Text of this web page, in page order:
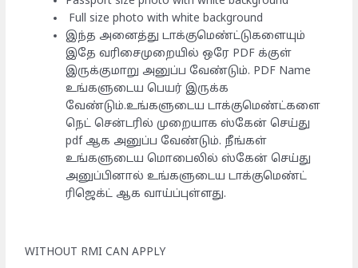
Full size photo with white background
இந்த அனைத்து டாக்குமெண்ட்டுகளையும்
இதே வரிசைமுறையில் ஒரே PDF க்குள்
இருக்குமாறு அனுப்ப வேண்டும். PDF Name
உங்களுடைய பெயர் இருக்க
வேண்டும்.உங்களுடைய டாக்குமெண்ட்களை
நெட் சென்டரில் முறையாக ஸ்கேன் செய்து
pdf ஆக அனுப்ப வேண்டும். நீங்கள்
உங்களுடைய மொபைலில் ஸ்கேன் செய்து
அனுப்பினால் உங்களுடைய டாக்குமெண்ட்
ரிஜெக்ட் ஆக வாய்ப்புள்ளது.
WITHOUT RMI CAN APPLY